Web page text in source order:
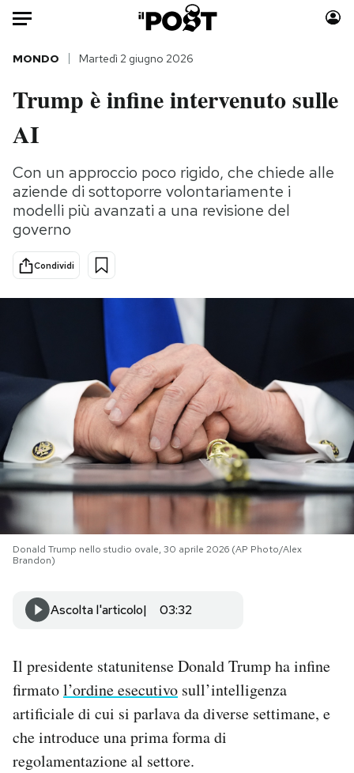
Auto
HOME
Politica
Tecnologia
Internet
Cultura
Consumismi
Storie/Idee
Mondiali calcio 2026
PODCAST
NEWSLETTER
I MIEI PREFERITI
SHOP
Newsletter
Notifiche mobile
Regala il Post
Hai bisogno di aiuto?
MONDO Martedì 2 giugno 2026
Trump è infine intervenuto sulle
AI
Con un approccio poco rigido, che chiede alle
aziende di sottoporre volontariamente i
modelli più avanzati a una revisione del
governo
Condividi
Donald Trump nello studio ovale, 30 aprile 2026 (AP Photo/Alex
Brandon)
Ascolta l'articolo 03:32
Il presidente statunitense Donald Trump ha infine
firmatol’ordine esecutivo sull’intelligenza
artificiale di cui si parlava da diverse settimane, e
che introduce una prima forma di
regolamentazione al settore.